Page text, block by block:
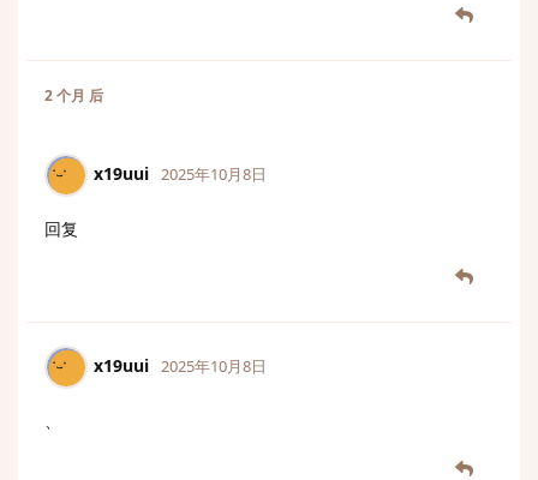
2 个月 后
x19uui 2025年10月8日
回复
x19uui 2025年10月8日